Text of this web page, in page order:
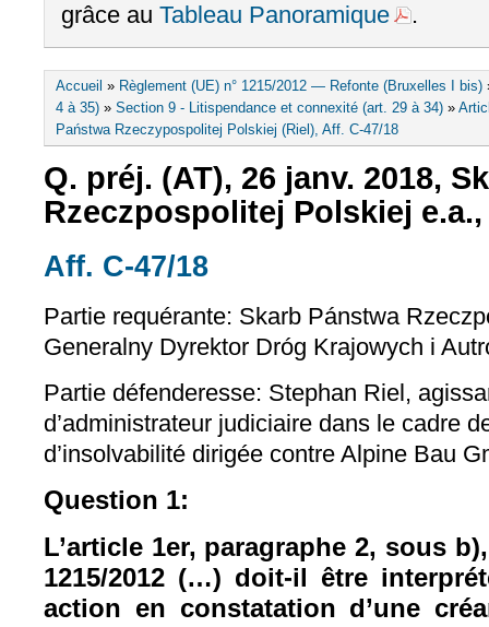
grâce au Tableau Panoramique .
Vous êtes ici
Accueil » Règlement (UE) n° 1215/2012 — Refonte (Bruxelles I bis)
4 à 35) » Section 9 - Litispendance et connexité (art. 29 à 34) »
Państwa Rzeczypospolitej Polskiej (Riel), Aff. C‑47/18
Q. préj. (AT), 26 janv. 2018,
Rzeczpospolitej Polskiej e.a.,
Aff. C-47/18
Partie requérante: Skarb Pánstwa
Generalny Dyrektor Dróg Krajowych i
Partie défenderesse: Stephan Riel,
d’administrateur judiciaire dans le cadre
d’insolvabilité dirigée contre Alpine Bau
Question 1:
L’article 1er, paragraphe 2, sous
1215/2012 (…) doit-il être
action en constatation d’une